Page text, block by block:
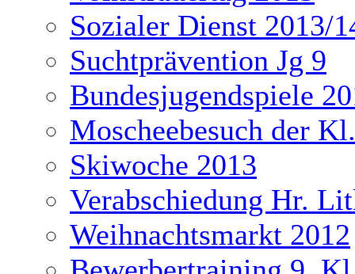
Sozialer Dienst 2013/
Suchtprävention Jg 9
Bundesjugendspiele
Moscheebesuch der
Skiwoche 2013
Verabschiedung Hr.
Weihnachtsmarkt 2012